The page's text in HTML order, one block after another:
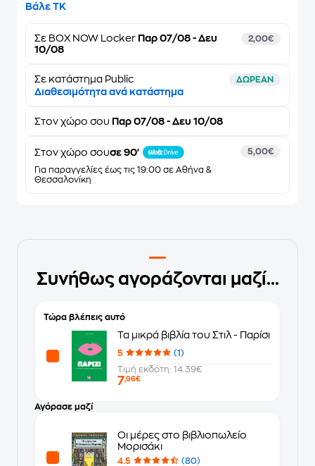
Βάλε ΤΚ
Σε BOX NOW Locker Παρ 07/08 - Δευ
10/08
2,00€
Σε κατάστημα Public ΔΩΡΕΑΝ
Διαθεσιμότητα ανά κατάστημα
Στον χώρο σου Παρ 07/08 - Δευ 10/08
Στον χώρο σουσε 90'
Για παραγγελίες έως τις 19:00 σε Αθήνα &
Θεσσαλονίκη
5,00€
Συνήθως αγοράζονται μαζί...
Τώρα βλέπεις αυτό
Τα μικρά βιβλία του Στιλ - Παρίσι
5
(1)
Τιμή εκδότη: 14.39€
7,96€
Αγόρασε μαζί
Οι μέρες στο βιβλιοπωλείο
Μορισάκι
4.5
(80)